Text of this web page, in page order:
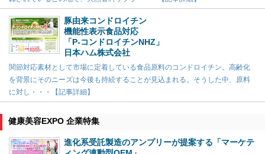
豚由来コンドロイチン
機能性表示食品対応
「P-コンドロイチンNHZ」
日本ハム株式会社
関節対応素材として市場に定着している食品原料のコンドロイチン。高齢化
を背景にそのニーズは今後も持続することが見込まれる。そうした中、原料
に対し・・・【記事詳細】
健康美容EXPO 企業特集
進化系受託製造のアンプリーが提案する「マーケテ